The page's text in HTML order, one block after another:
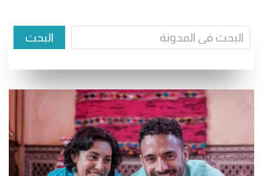
البحث